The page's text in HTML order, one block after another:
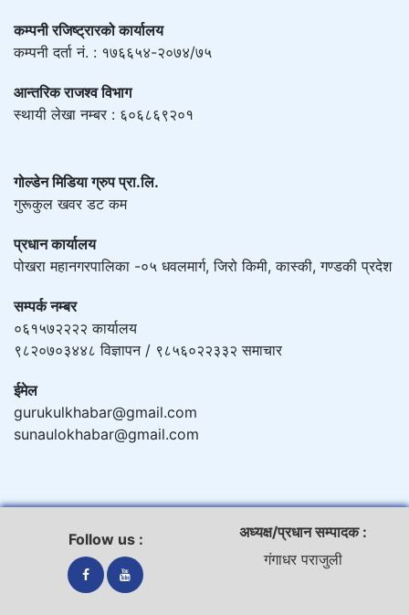
कम्पनी रजिष्ट्रारको कार्यालय
कम्पनी दर्ता नं. : १७६६५४-२०७४/७५
आन्तरिक राजश्व विभाग
स्थायी लेखा नम्बर : ६०६८६९२०१
गोल्डेन मिडिया ग्रुप प्रा.लि.
गुरूकुल खवर डट कम
प्रधान कार्यालय
पोखरा महानगरपालिका -०५ धवलमार्ग, जिरो किमी, कास्की, गण्डकी प्रदेश
सम्पर्क नम्बर
०६१५७२२२२ कार्यालय
९८२०७०३४४८ विज्ञापन / ९८५६०२२३३२ समाचार
ईमेल
gurukulkhabar@gmail.com
sunaulokhabar@gmail.com
Follow us :
अध्यक्ष/प्रधान सम्पादक :
गंगाधर पराजुली